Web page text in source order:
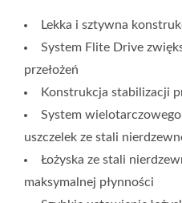
Lekka i sztywna
System Flite Drive
przełożeń
Konstrukcja stabilizacji
System
uszczelek ze stali
Łożyska ze stali
maksymalnej płynności